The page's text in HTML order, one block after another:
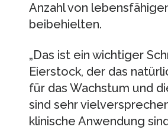
Anzahl von
beibehielten.
„Das ist ein wichtiger
Eierstock, der das
für das Wachstum und
sind sehr
klinische Anwendung